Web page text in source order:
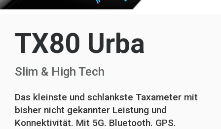
TX80 Urba
Slim & High Tech
Das kleinste und schlankste Taxameter mit
bisher nicht gekannter Leistung und
Konnektivität. Mit 5G. Bluetooth. GPS.